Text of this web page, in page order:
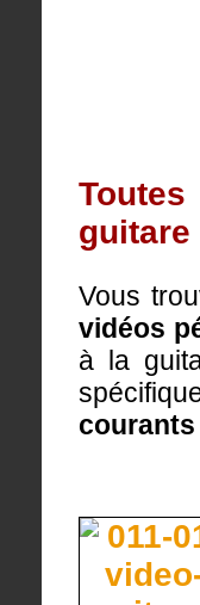
guitare
Vous
vidéos
à la